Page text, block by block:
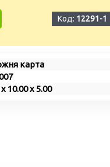
Код: 12291-1
карта
10.00 x 5.00